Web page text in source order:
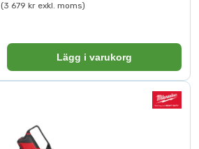
(3 679 kr exkl. moms)
Lägg i varukorg